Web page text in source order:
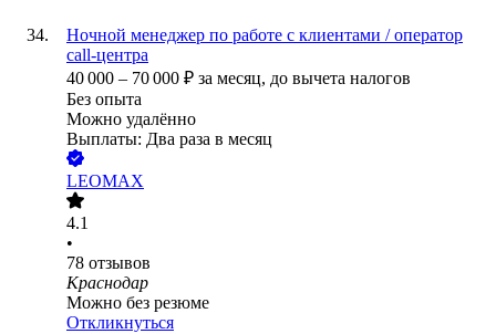
Ночной менеджер по работе с клиентами / оператор
call-центра
40 000 – 70 000 ₽ за месяц, до вычета налогов
Без опыта
Можно удалённо
Выплаты: Два раза в месяц
LEOMAX
4.1
•
78 отзывов
Краснодар
Можно без резюме
Откликнуться